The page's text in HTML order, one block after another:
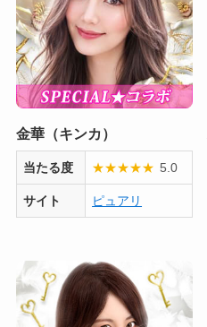
金華（キンカ）
当たる度 ★★★★★ 5.0
サイト ピュアリ